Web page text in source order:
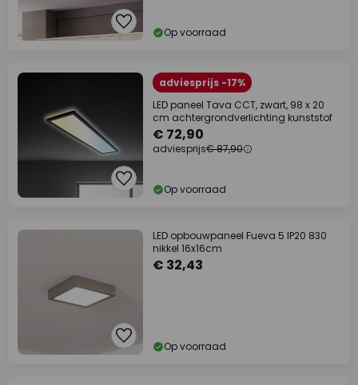
Op voorraad
adviesprijs -17%
LED paneel Tava CCT, zwart, 98 x 20
cm achtergrondverlichting kunststof
€ 72,90
adviesprijs€ 87,90
Op voorraad
LED opbouwpaneel Fueva 5 IP20 830
nikkel 16x16cm
€ 32,43
Op voorraad